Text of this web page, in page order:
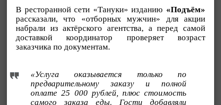
В ресторанной сети «Тануки» изданию «Подъём»
рассказали, что «отборных мужчин» для акции
набрали из актёрского агентства, а перед самой
доставкой координатор проверяет возраст
заказчика по документам.
«Услуга оказывается только по
предварительному заказу и полной
оплате 25 000 рублей, плюс стоимость
самого заказа еды. Гости добавляли